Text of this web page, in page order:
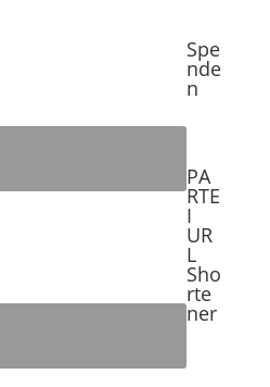
Spe
nde
n
PA
RTE
I
UR
L
Sho
rte
ner